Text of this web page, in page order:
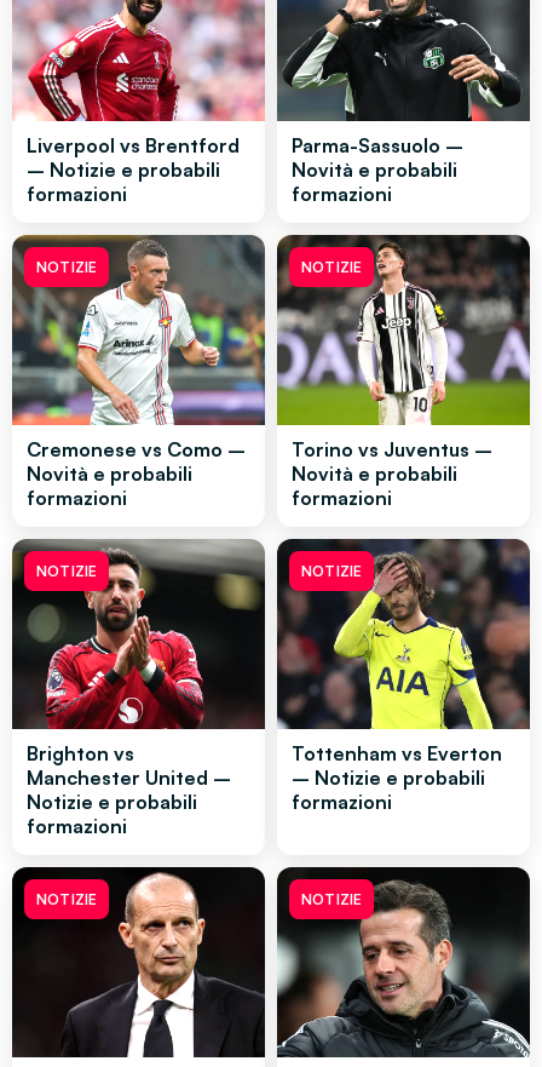
Liverpool vs Brentford
– Notizie e probabili
formazioni
Parma-Sassuolo –
Novità e probabili
formazioni
NOTIZIE
Cremonese vs Como –
Novità e probabili
formazioni
NOTIZIE
Torino vs Juventus –
Novità e probabili
formazioni
NOTIZIE
Brighton vs
Manchester United –
Notizie e probabili
formazioni
NOTIZIE
Tottenham vs Everton
– Notizie e probabili
formazioni
NOTIZIE NOTIZIE